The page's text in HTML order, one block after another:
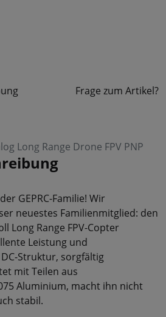
Frage zum Artikel?
Long Range Drone FPV PNP
GEPRC-Familie! Wir
neuestes Familienmitglied: den
Long Range FPV-Copter
Leistung und
Struktur, sorgfältig
mit Teilen aus
Aluminium, macht ihn nicht
stabil.